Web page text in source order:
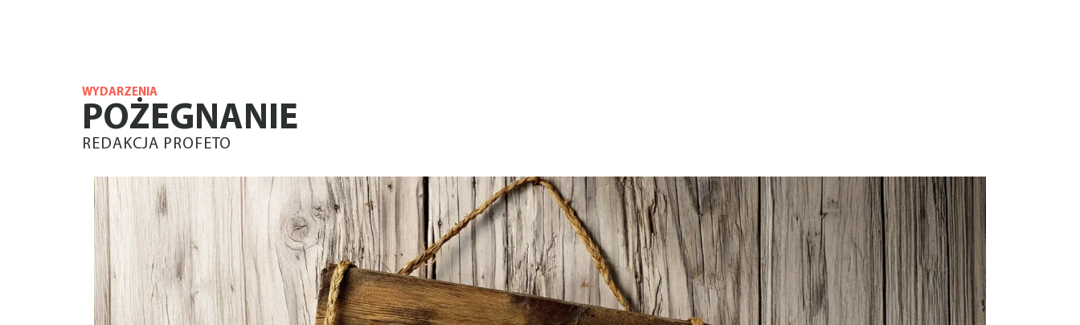
WYDARZENIA
POŻEGNANIE
REDAKCJA PROFETO